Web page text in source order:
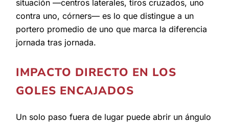
situación —centros laterales, tiros cruzados, uno
contra uno, córners— es lo que distingue a un
portero promedio de uno que marca la diferencia
jornada tras jornada.
IMPACTO DIRECTO EN LOS
GOLES ENCAJADOS
Un solo paso fuera de lugar puede abrir un ángulo